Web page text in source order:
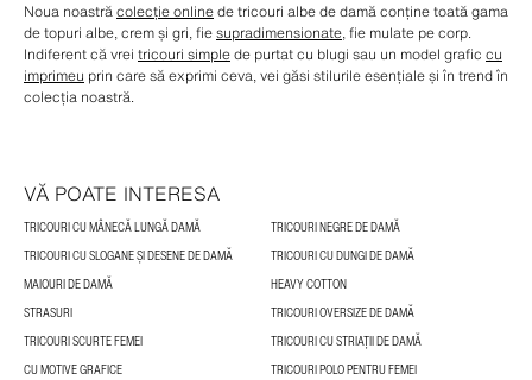
Noua noastrăcolecție onlinede tricouri albe de damă conține toată gama
de topuri albe, crem și gri, fiesupradimensionate, fie mulate pe corp.
Indiferent că vrei tricouri simplede purtat cu blugi sau un model grafic cu
imprimeu prin care să exprimi ceva, vei găsi stilurile esențiale și în trend în
colecția noastră.
VĂ POATE INTERESA
TRICOURI CU MÂNECĂ LUNGĂ DAMĂ
TRICOURI NEGRE DE DAMĂ
TRICOURI CU SLOGANE ȘI DESENE DE DAMĂ
TRICOURI CU DUNGI DE DAMĂ
MAIOURI DE DAMĂ
HEAVY COTTON
STRASURI
TRICOURI OVERSIZE DE DAMĂ
TRICOURI SCURTE FEMEI
TRICOURI CU STRIAȚII DE DAMĂ
CU MOTIVE GRAFICE
TRICOURI POLO PENTRU FEMEI